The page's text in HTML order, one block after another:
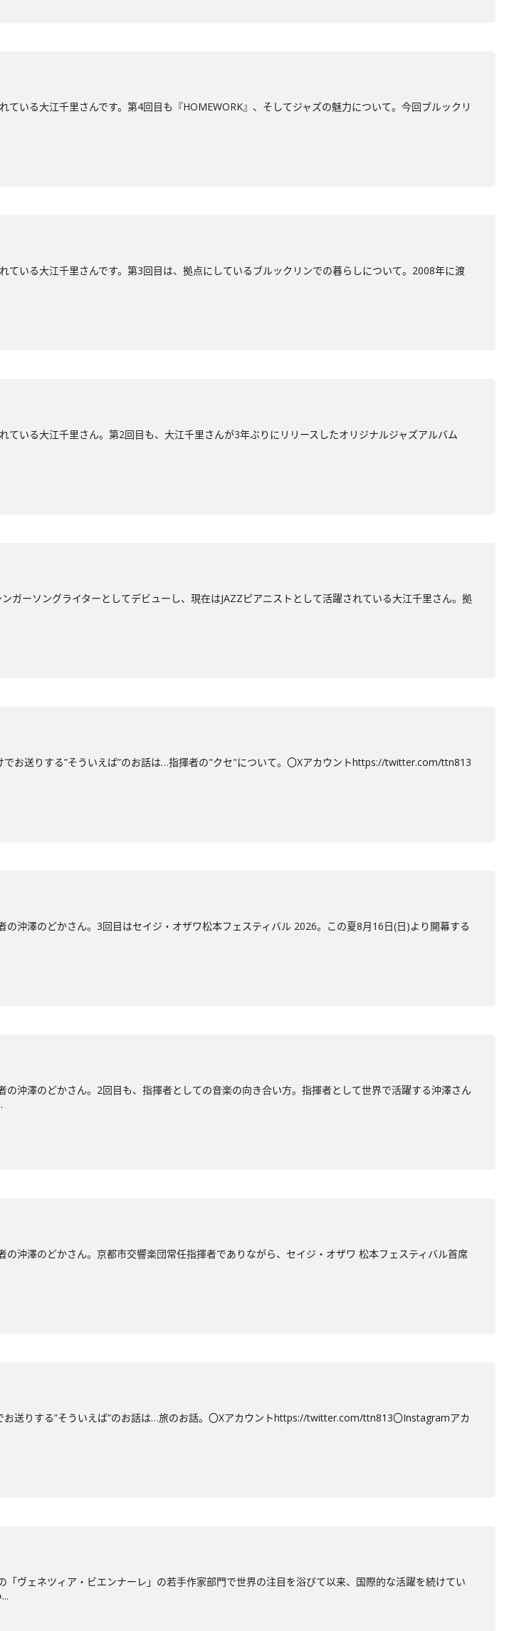
いる大江千里さんです。第4回目も『HOMEWORK』、そしてジャズの魅力について。今回ブルックリ
ている大江千里さんです。第3回目は、拠点にしているブルックリンでの暮らしについて。2008年に渡
ている大江千里さん。第2回目も、大江千里さんが3年ぶりにリリースしたオリジナルジャズアルバム
ガーソングライターとしてデビューし、現在はJAZZピアニストとして活躍されている大江千里さん。拠
お送りする”そういえば”のお話は…指揮者の"クセ"について。〇Xアカウントhttps://twitter.com/ttn813
沖澤のどかさん。3回目はセイジ・オザワ松本フェスティバル 2026。この夏8月16日(日)より開幕する
沖澤のどかさん。2回目も、指揮者としての音楽の向き合い方。指揮者として世界で活躍する沖澤さん
沖澤のどかさん。京都市交響楽団常任指揮者でありながら、セイジ・オザワ 松本フェスティバル首席
送りする”そういえば”のお話は…旅のお話。〇Xアカウントhttps://twitter.com/ttn813〇Instagramアカ
ヴェネツィア・ビエンナーレ」の若手作家部門で世界の注目を浴びて以来、国際的な活躍を続けてい